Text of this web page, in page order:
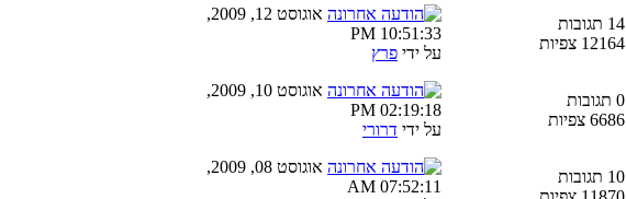
14 תגובות
12164 צפיות
אוגוסט 12, 2009,
10:51:33 PM
על ידי פרץ
0 תגובות
6686 צפיות
אוגוסט 10, 2009,
02:19:18 PM
על ידי דרורי
10 תגובות
אוגוסט 08, 2009,
07:52:11 AM